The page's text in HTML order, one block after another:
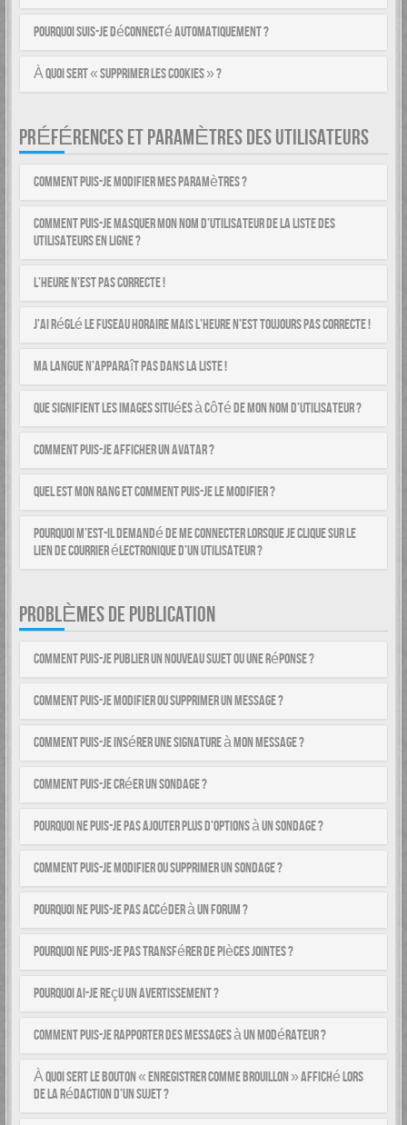
Pourquoi suis-je déconnecté automatiquement ?
À quoi sert « Supprimer les cookies » ?
PRÉFÉRENCES ET PARAMÈTRES DES UTILISATEURS
Comment puis-je modifier mes paramètres ?
Comment puis-je masquer mon nom d’utilisateur de la liste des
utilisateurs en ligne ?
L’heure n’est pas correcte !
J’ai réglé le fuseau horaire mais l’heure n’est toujours pas correcte !
Ma langue n’apparaît pas dans la liste !
Que signifient les images situées à côté de mon nom d’utilisateur ?
Comment puis-je afficher un avatar ?
Quel est mon rang et comment puis-je le modifier ?
Pourquoi m’est-il demandé de me connecter lorsque je clique sur le
lien de courrier électronique d’un utilisateur ?
PROBLÈMES DE PUBLICATION
Comment puis-je publier un nouveau sujet ou une réponse ?
Comment puis-je modifier ou supprimer un message ?
Comment puis-je insérer une signature à mon message ?
Comment puis-je créer un sondage ?
Pourquoi ne puis-je pas ajouter plus d’options à un sondage ?
Comment puis-je modifier ou supprimer un sondage ?
Pourquoi ne puis-je pas accéder à un forum ?
Pourquoi ne puis-je pas transférer de pièces jointes ?
Pourquoi ai-je reçu un avertissement ?
Comment puis-je rapporter des messages à un modérateur ?
À quoi sert le bouton « Enregistrer comme brouillon » affiché lors
de la rédaction d’un sujet ?